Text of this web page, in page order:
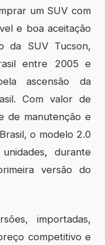
um SUV com
e boa aceitação
da SUV Tucson,
entre 2005 e
ascensão da
Com valor de
de manutenção e
o modelo 2.0
durante
versão do
importadas,
competitivo e